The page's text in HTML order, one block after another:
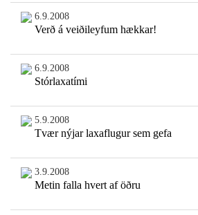
6.9.2008
Verð á veiðileyfum hækkar!
6.9.2008
Stórlaxatími
5.9.2008
Tvær nýjar laxaflugur sem gefa
3.9.2008
Metin falla hvert af öðru